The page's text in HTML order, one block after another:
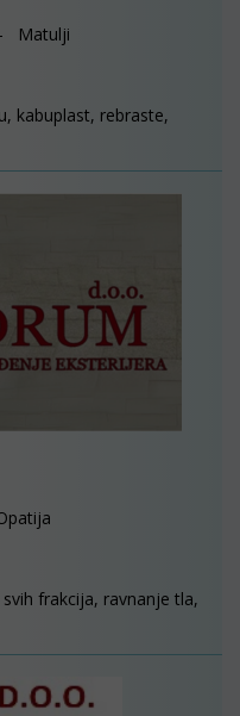
- Matulji
kabuplast, rebraste,
frakcija, ravnanje tla,